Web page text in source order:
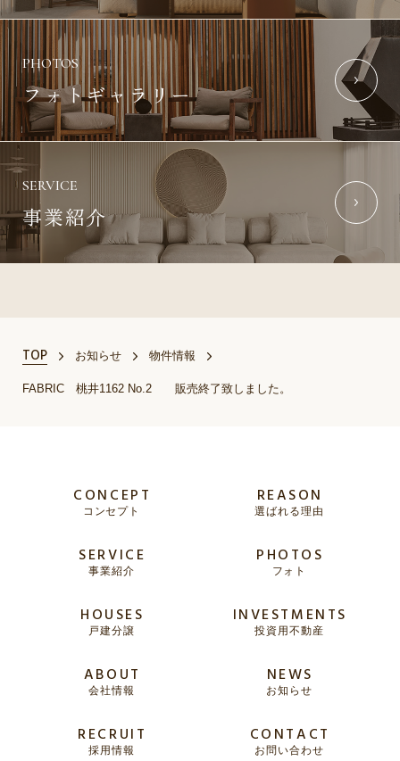
PHOTOS
フォトギャラリー
SERVICE
事業紹介
TOP お知らせ 物件情報
FABRIC 桃井1162 No.2 販売終了致しました。
CONCEPT
コンセプト
REASON
選ばれる理由
SERVICE
事業紹介
PHOTOS
フォト
HOUSES
戸建分譲
INVESTMENTS
投資用不動産
ABOUT
会社情報
NEWS
お知らせ
RECRUIT
採用情報
CONTACT
お問い合わせ